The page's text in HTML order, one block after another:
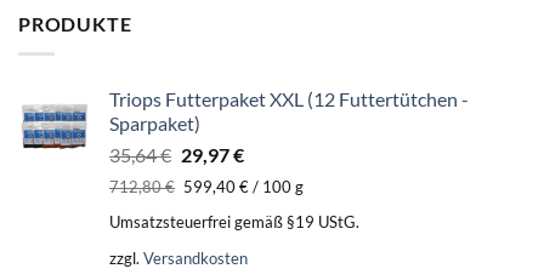
PRODUKTE
Triops Futterpaket XXL (12 Futtertütchen -
Sparpaket)
35,64€ Ursprünglicher
Preis
35,64 €
29,97€Aktueller
Preis
29,97 €.
712,80€ 599,40€/ 100g
Umsatzsteuerfrei gemäß §19 UStG.
zzgl. Versandkosten